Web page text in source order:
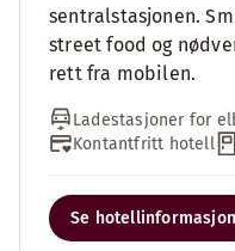
sentralstasjonen.
street food og
rett fra mobilen.
Ladestasjoner for
Kontantfritt hotell
Se hotellinformasjon